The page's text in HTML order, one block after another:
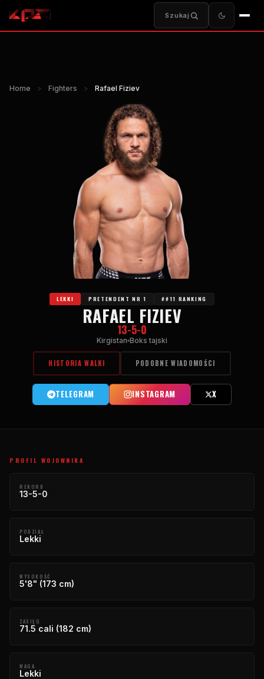
Szukaj
Home > Fighters > Rafael Fiziev
LEKKI PRETENDENT NR 1 ##11 RANKING
RAFAEL FIZIEV
13-5-0
Kirgistan Boks tajski
HISTORIA WALKI PODOBNE WIADOMOŚCI
TELEGRAM INSTAGRAM X
PROFIL WOJOWNIKA
REKORD
13-5-0
PODZIAŁ
Lekki
WYSOKOŚĆ
5'8" (173 cm)
ZASIĘG
71.5 cali (182 cm)
WAGA
Lekki